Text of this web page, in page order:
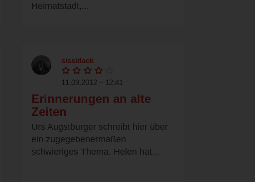
Heimatstadt,...
sissidack
11.09.2012 – 12:41
Erinnerungen an alte
Zeiten
Urs Augstburger schreibt hier über
ein zugegebenermaßen
schwieriges Thema. Helen hat...